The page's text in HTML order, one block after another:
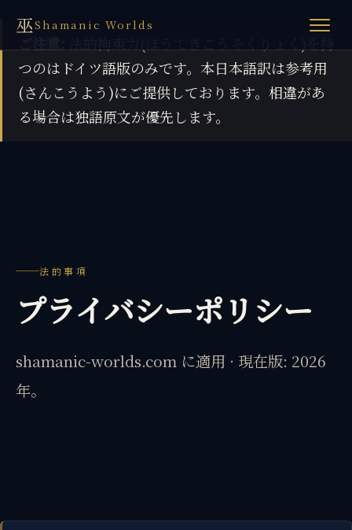
巫Shamanic Worlds
つのはドイツ語版のみです。本日本語訳は参考用
(さんこうよう)にご提供しております。相違があ
る場合は独語原文が優先します。
法的事項
プライバシーポリシー
shamanic-worlds.com に適用 · 現在版: 2026
年。